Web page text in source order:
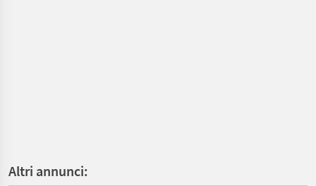
Altri annunci: